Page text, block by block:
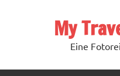
My
Eine